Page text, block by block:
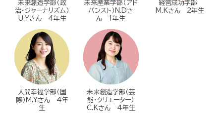
未来創造学部（政
治・ジャーナリズム）
U.Yさん 4年生
未来産業学部（アド
バンスト）N.Dさ
ん 1年生
経営成功学部
M.Kさん 2年生
人間幸福学部（国
際）M.Yさん 4年
生
未来創造学部（芸
能・クリエーター）
C.Kさん 4年生